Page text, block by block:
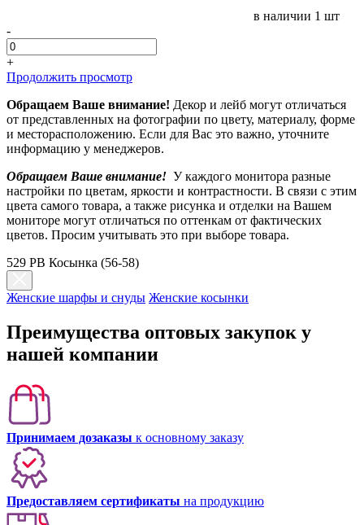
в наличии 1 шт
-
+
Продолжить просмотр
Обращаем Ваше внимание! Декор и лейб могут отличаться
от представленных на фотографии по цвету, материалу, форме
и месторасположению. Если для Вас это важно, уточните
информацию у менеджеров.
Обращаем Ваше внимание! У каждого монитора разные
настройки по цветам, яркости и контрастности. В связи с этим
цвета самого товара, а также рисунка и отделки на Вашем
мониторе могут отличаться по оттенкам от фактических
цветов. Просим учитывать это при выборе товара.
529 PB Косынка (56-58)
Женские шарфы и снуды Женские косынки
Преимущества оптовых закупок у
нашей компании
Принимаем дозаказы к основному заказу
Предоставляем сертификаты на продукцию